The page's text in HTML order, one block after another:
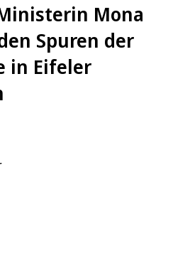
Mona
Spuren der
in Eifeler